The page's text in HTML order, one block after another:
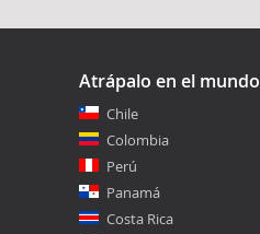
Atrápalo en el mundo
Chile
Colombia
Perú
Panamá
Costa Rica